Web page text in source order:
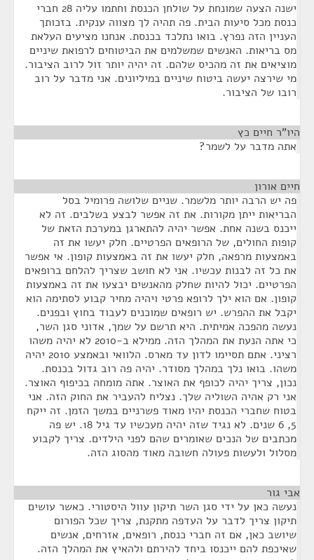
ישנה הצעה שמונחת על שולחן הכנסת וחתמו עליה 28 חברי
כנסת מכל סיעות הבית. פה תהיה לך מצווה ענקית. בזכותך
העניין הזה נפרץ. בואו נתלכד בכנסת. אנחנו מציעים העלאת
מס בריאות. האנשים שמשלמים את הביטוחים לרפואת שיניים
מוציאים את זה מהכיס שלהם. זה יהיה יותר זול לרוב הציבור.
מי שירצה יעשה ביטוח שיניים במיליונים. אני מדבר על רוב
רובו של הציבור.
היו"ר חיים כץ
אתה מדבר על לשמר?
חיים אורון
פה יש הרבה יותר מלשמר. שניים שלושה פרומיל בסל
הבריאות ייתן מקורות. את זה אפשר לבצע בשלבים. זה לא
ייכנס בשנה אחת. אפשר יהיה להתארגן במערכת הזאת של
קופות החולים, של הרופאים הפרטיים. חלק יעשו את זה
באמצעות מרפאה, חלק יעשו את זה באמצעות קופון. אי אפשר
את כל זה לבנות עכשיו. אני לא חושב שצריך להלחם ברופאים
הפרטיים. יכול להיות שחלק מהאנשים יבצעו את זה באמצעות
קופון. אם הוא ילך לרופא פרטי ויהיה מחיר קבוע לסתימה הוא
יקבל את ההפרש. יש רופאים שמוכנים לעבוד בחוץ ובפנים.
נעשה מהפכה אמיתית. היא תרשם על שמך, אדוני סגן השר,
כי אתה הנעת את המהלך הזה. ממילא ב-2010 לא יהיה משהו
רציני. אתם תסיימו לדון עד מארס. הלוואי ובאמצע 2010 יהיה
משהו. בואו נלך במהלך מסודר. יהיה פה רוב גדול בכנסת.
נכון, צריך יהיה לכופף את האוצר. אתה מומחה בכיפוף האוצר.
אני רק אהיה השוליה שלך. נצליח להעביר את החוק הזה. אני
בטוח שחברי הכנסת יהיו מאוד פשרניים במשך הזמן. זה ייקח
5, 6 שנים. לא נגיד שזה יהיה מעכשיו עד גיל 18. יש פה
מכתבים של הנכים שאומרים שהם לפני הילדים. צריך לקבוע
מסלול ולעשות פעולה חשובה מאוד מהסוג הזה.
אבי גור
נעשה כאן על ידי סגן השר תיקון עוול היסטורי. כאשר עושים
תיקון צריך לדבר על העדפה מתקנת, צריך שכל הפורום
שיושב כאן, אם זה חברי כנסת, רופאים, אזרחים, אנשים
שאיכפת להם ייכנסו ביחד להירתם ולהאיץ את המהלך הזה.